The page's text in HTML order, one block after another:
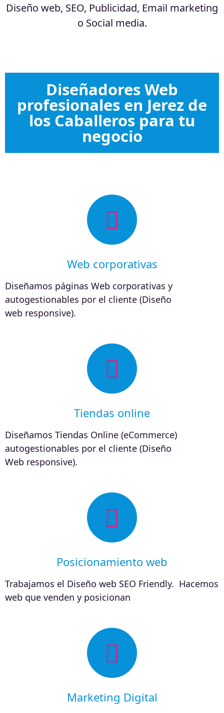
Diseño web, SEO, Publicidad, Email marketing
o Social media.
Diseñadores Web
profesionales en Jerez de
los Caballeros para tu
negocio
Web corporativas
Diseñamos páginas Web corporativas y
autogestionables por el cliente (Diseño
web responsive).
Tiendas online
Diseñamos Tiendas Online (eCommerce)
autogestionables por el cliente (Diseño
Web responsive).
Posicionamiento web
Trabajamos el Diseño web SEO Friendly. Hacemos
web que venden y posicionan
Marketing Digital